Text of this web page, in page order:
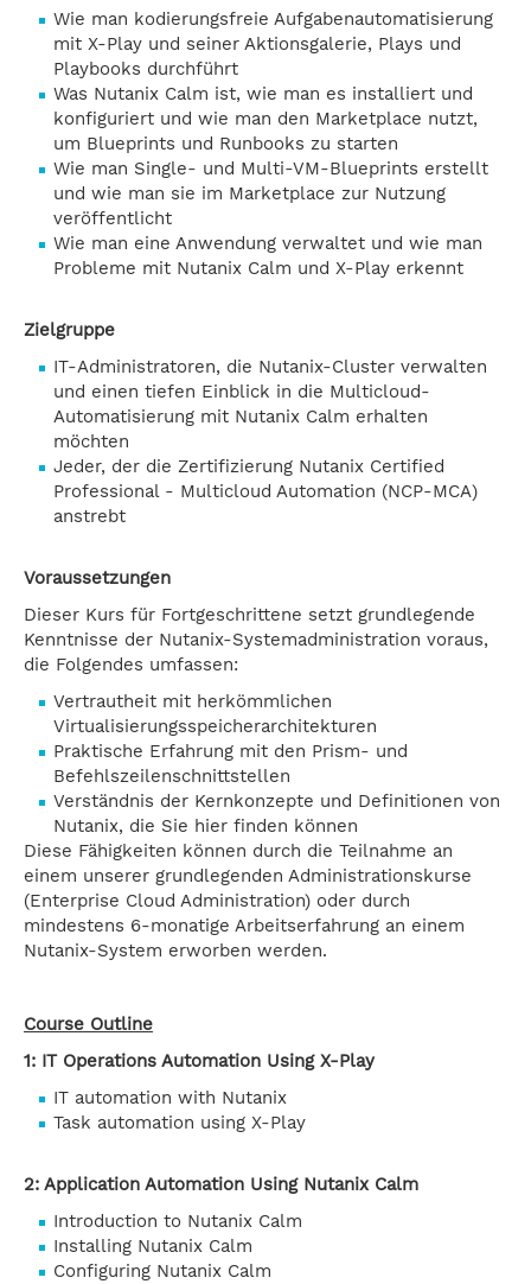
Wie man kodierungsfreie Aufgabenautomatisierung
mit X-Play und seiner Aktionsgalerie, Plays und
Playbooks durchführt
Was Nutanix Calm ist, wie man es installiert und
konfiguriert und wie man den Marketplace nutzt,
um Blueprints und Runbooks zu starten
Wie man Single- und Multi-VM-Blueprints erstellt
und wie man sie im Marketplace zur Nutzung
veröffentlicht
Wie man eine Anwendung verwaltet und wie man
Probleme mit Nutanix Calm und X-Play erkennt
Zielgruppe
IT-Administratoren, die Nutanix-Cluster verwalten
und einen tiefen Einblick in die Multicloud-
Automatisierung mit Nutanix Calm erhalten
möchten
Jeder, der die Zertifizierung Nutanix Certified
Professional - Multicloud Automation (NCP-MCA)
anstrebt
Voraussetzungen
Dieser Kurs für Fortgeschrittene setzt grundlegende
Kenntnisse der Nutanix-Systemadministration voraus,
die Folgendes umfassen:
Vertrautheit mit herkömmlichen
Virtualisierungsspeicherarchitekturen
Praktische Erfahrung mit den Prism- und
Befehlszeilenschnittstellen
Verständnis der Kernkonzepte und Definitionen von
Nutanix, die Sie hier finden können
Diese Fähigkeiten können durch die Teilnahme an
einem unserer grundlegenden Administrationskurse
(Enterprise Cloud Administration) oder durch
mindestens 6-monatige Arbeitserfahrung an einem
Nutanix-System erworben werden.
Course Outline
1: IT Operations Automation Using X-Play
IT automation with Nutanix
Task automation using X-Play
2: Application Automation Using Nutanix Calm
Introduction to Nutanix Calm
Installing Nutanix Calm
Configuring Nutanix Calm